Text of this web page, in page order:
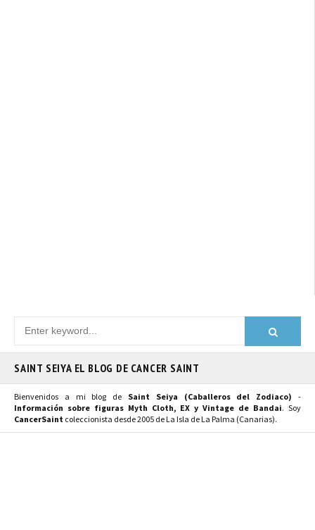
SAINT SEIYA EL BLOG DE CANCER SAINT
Bienvenidos a mi blog de Saint Seiya (Caballeros del Zodiaco) -
Información sobre figuras Myth Cloth, EX y Vintage de Bandai. Soy
CancerSaint coleccionista desde 2005 de La Isla de La Palma (Canarias).